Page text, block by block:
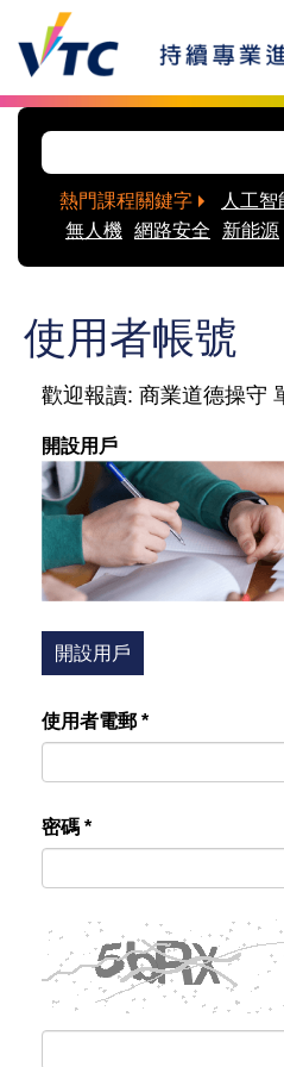
Skip to main content
熱門課程關鍵字 人工智
無人機 網路安全 新能源
使用者帳號
歡迎報讀: 商業道德操守
開設用戶
開設用戶
使用者電郵 *
密碼 *